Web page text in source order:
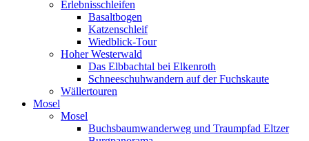
Erlebnisschleifen
Basaltbogen
Katzenschleif
Wiedblick-Tour
Hoher Westerwald
Das Elbbachtal bei Elkenroth
Schneeschuhwandern auf der Fuchskaute
Wällertouren
Mosel
Mosel
Buchsbaumwanderweg und Traumpfad Eltzer